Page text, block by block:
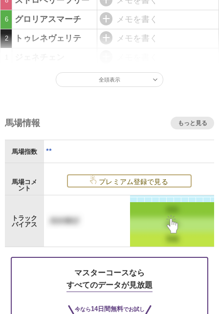
6 グロリアスマーチ メモを書く
2 トゥレネヴェリテ メモを書く
全頭表示
馬場情報 もっと見る
馬場指数 **
馬場コメ
ント
プレミアム登録で見る
トラック
バイアス
マスターコースなら
すべてのデータが見放題
今なら14日間無料でお試し